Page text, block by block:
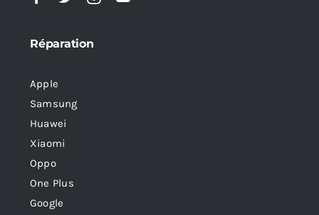
Réparation
Apple
Samsung
Huawei
Xiaomi
Oppo
One Plus
Google